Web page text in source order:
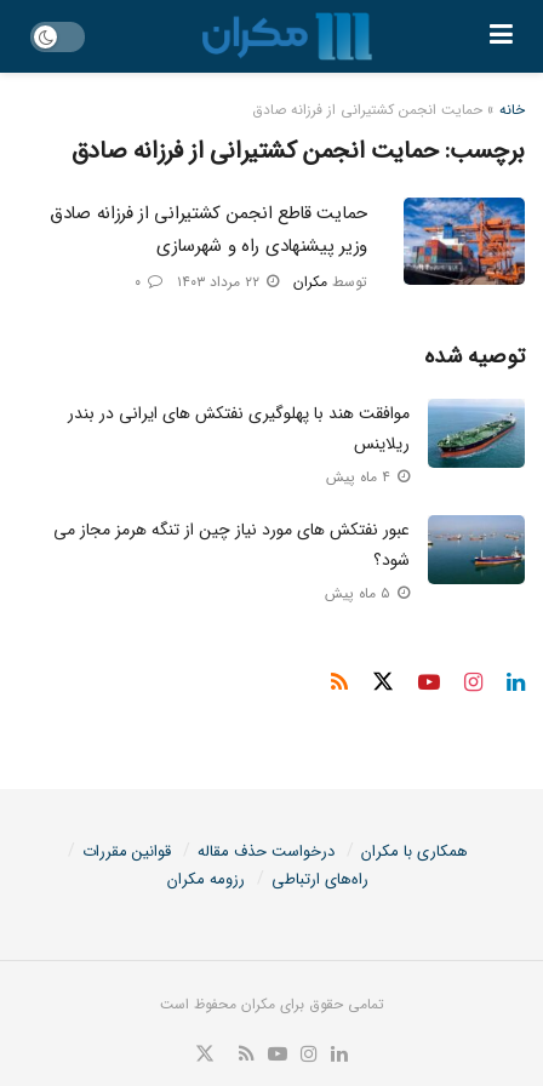
خانه » حمایت انجمن کشتیرانی از فرزانه صادق
برچسب:حمایت انجمن کشتیرانی از فرزانه صادق
حمایت قاطع انجمن کشتیرانی از فرزانه صادق
وزیر پیشنهادی راه و شهرسازی
توسط مکران
توصیه شده
موافقت هند با پهلوگیری نفتکش‌ های ایرانی در بندر
ریلاینس
عبور نفتکش‌ های مورد نیاز چین از تنگه هرمز مجاز می‌
شود؟
همکاری با مکران درخواست حذف مقاله
قوانین مقررات
راه‌های ارتباطی
رزومه مکران
تمامی حقوق برای مکران محفوظ است